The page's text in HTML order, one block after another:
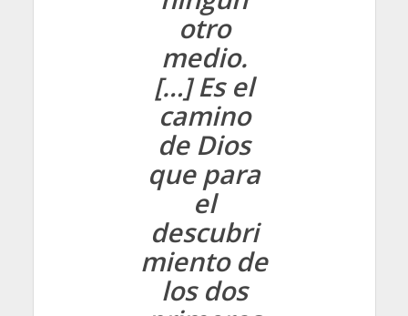
otro
medio.
[…] Es el
camino
de Dios
que para
el
descubri
miento de
los dos